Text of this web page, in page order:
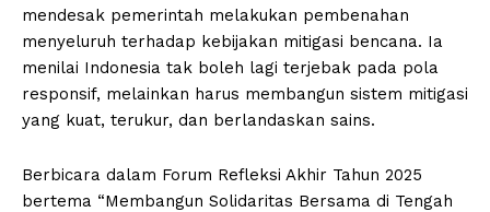
mendesak pemerintah melakukan pembenahan
menyeluruh terhadap kebijakan mitigasi bencana. Ia
menilai Indonesia tak boleh lagi terjebak pada pola
responsif, melainkan harus membangun sistem mitigasi
yang kuat, terukur, dan berlandaskan sains.
Berbicara dalam Forum Refleksi Akhir Tahun 2025
bertema “Membangun Solidaritas Bersama di Tengah